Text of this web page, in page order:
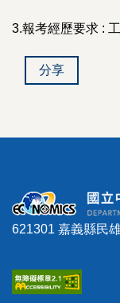
3.報考經歷要求 :
分享
621301 嘉義縣民